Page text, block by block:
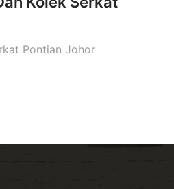
Pontian Johor